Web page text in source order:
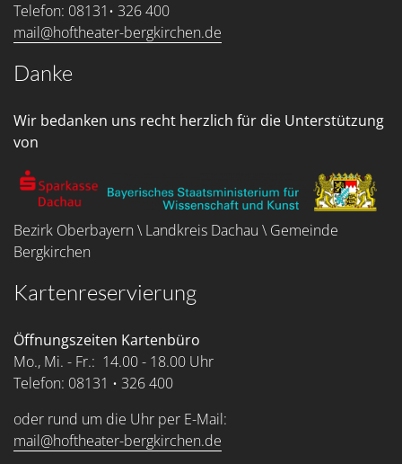
Telefon: 08131• 326 400
mail@hoftheater-bergkirchen.de
Danke
Wir bedanken uns recht herzlich für die Unterstützung
von
Bezirk Oberbayern \ Landkreis Dachau \ Gemeinde
Bergkirchen
Kartenreservierung
Öffnungszeiten Kartenbüro
Mo., Mi. - Fr.: 14.00 - 18.00 Uhr
Telefon: 08131 • 326 400
oder rund um die Uhr per E-Mail:
mail@hoftheater-bergkirchen.de